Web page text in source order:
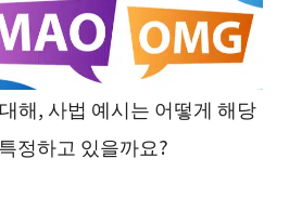
해, 사법 예시는 어떻게 해당
정하고 있을까요?